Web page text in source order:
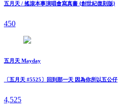
五月天 / 搖滾本事演唱會寫真書 {創世紀復刻版}
450
五月天 Mayday
〔五月天 #5525〕回到那一天 因為你所以五公仔
4,525